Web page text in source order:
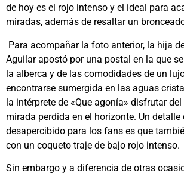
de hoy es el rojo intenso y el ideal para
miradas, además de resaltar un
Para acompañar la foto anterior, la hija
Aguilar apostó por una postal en la que
la alberca y de las comodidades de un
encontrarse sumergida en las aguas
la intérprete de «Que agonía» disfrutar
mirada perdida en el horizonte. Un detalle
desapercibido para los fans es que
con un coqueto traje de bajo rojo intenso.
Sin embargo y a diferencia de otras